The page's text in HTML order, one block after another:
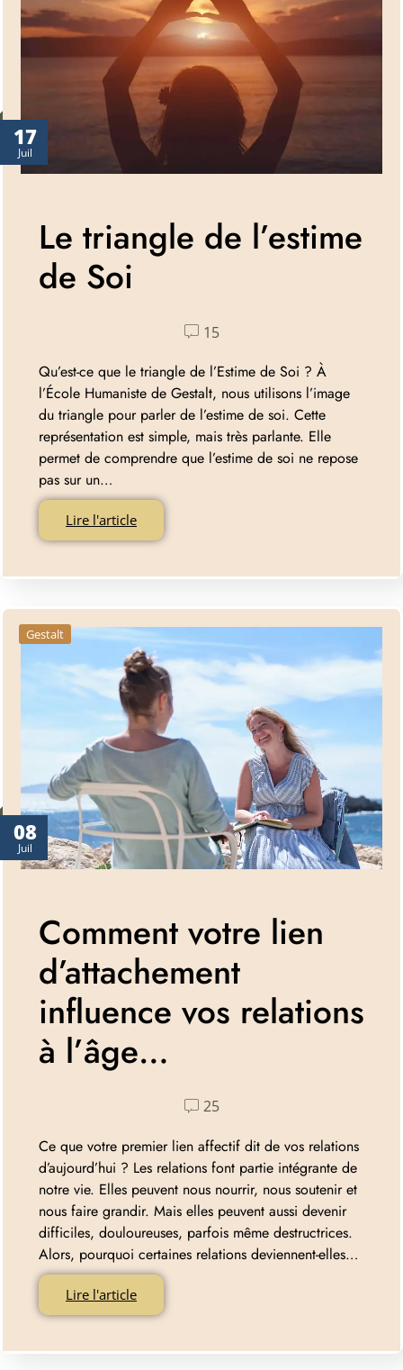
17
Juil
Le triangle de l’estime
de Soi
15
Qu’est-ce que le triangle de l’Estime de Soi ? À
l’École Humaniste de Gestalt, nous utilisons l’image
du triangle pour parler de l’estime de soi. Cette
représentation est simple, mais très parlante. Elle
permet de comprendre que l’estime de soi ne repose
pas sur un…
Lire l'article
08
Juil
Gestalt
Comment votre lien
d’attachement
influence vos relations
à l’âge…
25
Ce que votre premier lien affectif dit de vos relations
d’aujourd’hui ? Les relations font partie intégrante de
notre vie. Elles peuvent nous nourrir, nous soutenir et
nous faire grandir. Mais elles peuvent aussi devenir
difficiles, douloureuses, parfois même destructrices.
Alors, pourquoi certaines relations deviennent-elles…
Lire l'article